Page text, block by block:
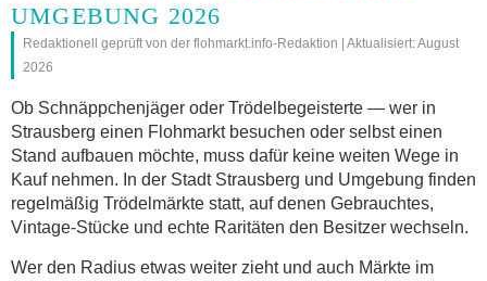
UMGEBUNG 2026
Redaktionell geprüft von der flohmarkt.info-Redaktion | Aktualisiert: August
2026
Ob Schnäppchenjäger oder Trödelbegeisterte — wer in
Strausberg einen Flohmarkt besuchen oder selbst einen
Stand aufbauen möchte, muss dafür keine weiten Wege in
Kauf nehmen. In der Stadt Strausberg und Umgebung finden
regelmäßig Trödelmärkte statt, auf denen Gebrauchtes,
Vintage-Stücke und echte Raritäten den Besitzer wechseln.
Wer den Radius etwas weiter zieht und auch Märkte im